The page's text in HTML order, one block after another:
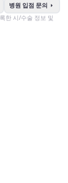
병원 입점 문의 arrow_right
한 시/수술 정보 및